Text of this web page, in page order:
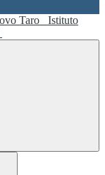
Istituto